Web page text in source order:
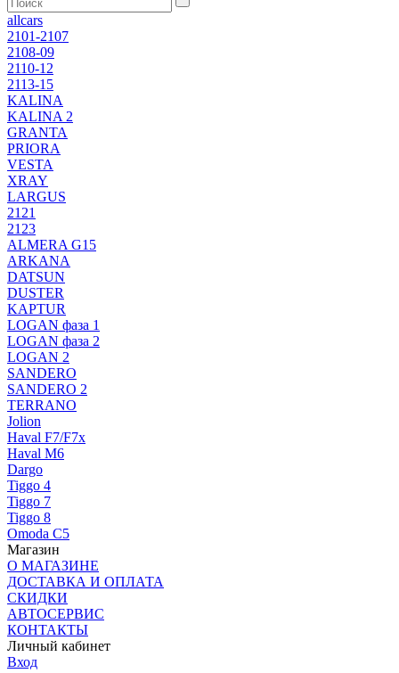
allcars
2101-2107
2108-09
2110-12
2113-15
KALINA
KALINA 2
GRANTA
PRIORA
VESTA
XRAY
LARGUS
2121
2123
ALMERA G15
ARKANA
DATSUN
DUSTER
KAPTUR
LOGAN фаза 1
LOGAN фаза 2
LOGAN 2
SANDERO
SANDERO 2
TERRANO
Jolion
Haval F7/F7x
Haval M6
Dargo
Tiggo 4
Tiggo 7
Tiggo 8
Omoda C5
Магазин
О МАГАЗИНЕ
ДОСТАВКА И ОПЛАТА
СКИДКИ
АВТОСЕРВИС
КОНТАКТЫ
Личный кабинет
Вход